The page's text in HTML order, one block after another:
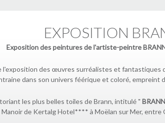
EXPOSITION
Exposition des peintures de l'artiste-peintre
des œuvres surréalistes et fantastiques
dans son univers féérique et coloré, empreint
les plus belles toiles de Brann, intitulé "
Manoir de Kertalg Hotel**** à Moëlan sur Mer, entre